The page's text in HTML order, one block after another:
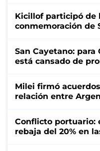
Kicillof participó de
conmemoración de
San Cayetano:
está cansado de
Milei firmó
relación entre
Conflicto portuario:
rebaja del 20% en